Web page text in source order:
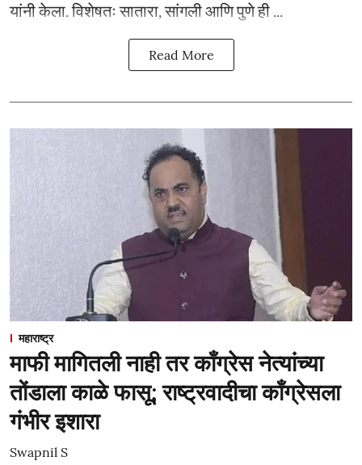
यांनी केला. विशेषतः सातारा, सांगली आणि पुणे ही ...
Read More
महाराष्ट्र
माफी मागितली नाही तर काँग्रेस नेत्यांच्या
तोंडाला काळे फासू; राष्ट्रवादीचा काँग्रेसला
गंभीर इशारा
Swapnil S